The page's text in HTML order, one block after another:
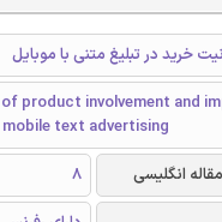
خرید در تبلیغ متنی با موبایل
product involvement and
text advertising
انگلیسی 8